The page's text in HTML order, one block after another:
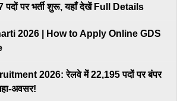
पदों पर भर्ती शुरू, यहाँ देखें Full Details
2026 | How to Apply Online GDS
2026: रेलवे में 22,195 पदों पर बंपर
अवसर!